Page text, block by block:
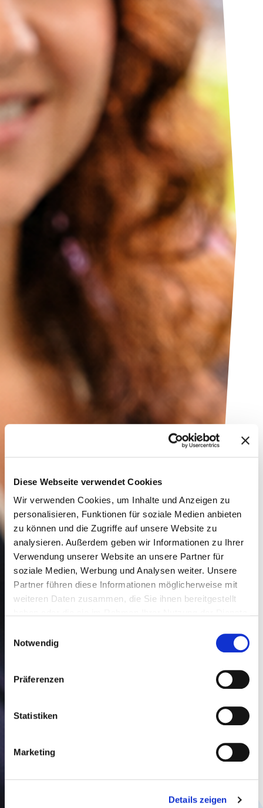
Diese Webseite verwendet Cookies
Wir verwenden Cookies, um Inhalte und Anzeigen zu
personalisieren, Funktionen für soziale Medien anbieten
zu können und die Zugriffe auf unsere Website zu
analysieren. Außerdem geben wir Informationen zu Ihrer
Verwendung unserer Website an unsere Partner für
soziale Medien, Werbung und Analysen weiter. Unsere
Partner führen diese Informationen möglicherweise mit
weiteren Daten zusammen, die Sie ihnen bereitgestellt
Notwendig
Präferenzen
Statistiken
Marketing
Details zeigen